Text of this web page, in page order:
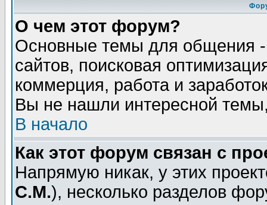
О чем этот форум?
Основные темы для общения -
сайтов, поисковая
коммерция, работа и
Вы не нашли интересной
В начало
Как этот форум связан с
Напрямую никак, у этих
С.М.), несколько разделов